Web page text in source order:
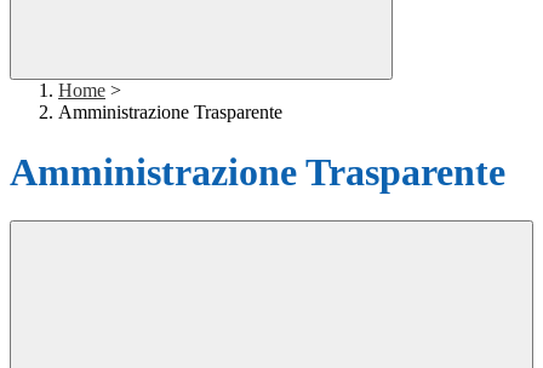
Home >
Amministrazione Trasparente
Amministrazione Trasparente